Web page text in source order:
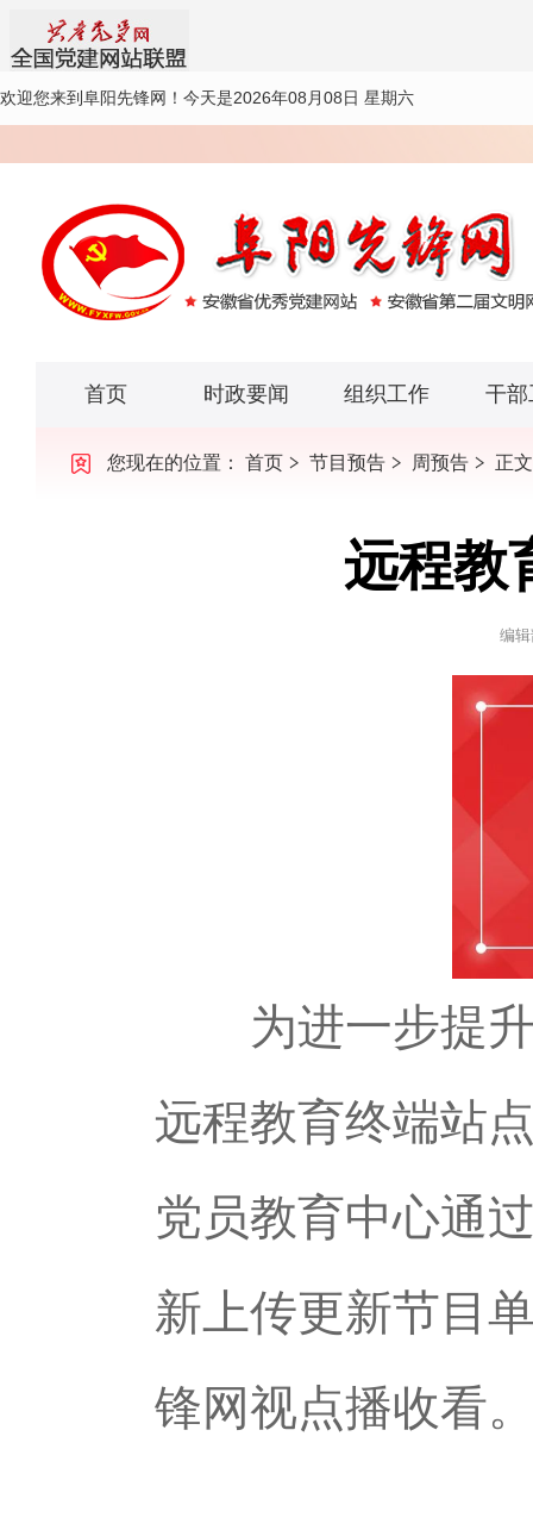
欢迎您来到阜阳先锋网！ 今天是2026年08月08日 星期六
首页 时政要闻 组织工作 干部
您现在的位置： 首页 节目预告 周预告 正文
远程教
编
为进一步提升
远程教育终端站
党员教育中心通
新上传更新节目
锋网视点播收看